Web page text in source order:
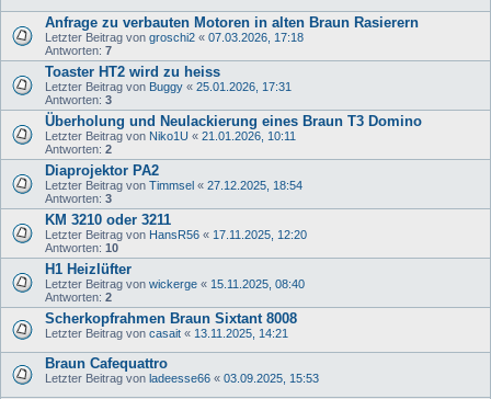
Anfrage zu verbauten Motoren in alten Braun Rasierern
Letzter Beitrag von groschi2 « 07.03.2026, 17:18
Antworten: 7
Toaster HT2 wird zu heiss
Letzter Beitrag von Buggy « 25.01.2026, 17:31
Antworten: 3
Überholung und Neulackierung eines Braun T3 Domino
Letzter Beitrag von Niko1U « 21.01.2026, 10:11
Antworten: 2
Diaprojektor PA2
Letzter Beitrag von Timmsel « 27.12.2025, 18:54
Antworten: 3
KM 3210 oder 3211
Letzter Beitrag von HansR56 « 17.11.2025, 12:20
Antworten: 10
H1 Heizlüfter
Letzter Beitrag von wickerge « 15.11.2025, 08:40
Antworten: 2
Scherkopfrahmen Braun Sixtant 8008
Letzter Beitrag von casait « 13.11.2025, 14:21
Braun Cafequattro
Letzter Beitrag von ladeesse66 « 03.09.2025, 15:53